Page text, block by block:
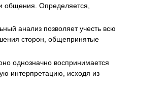
общения. Определяется,
анализ позволяет учесть всю
сторон, общепринятые
однозначно воспринимается
интерпретацию, исходя из